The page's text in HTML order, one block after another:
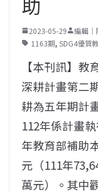
2023-05-29
編輯｜
1163期, SDG4優質
【本刊訊】
深耕計畫第二
耕為五年期計
112年係計畫
年教育部補助
元（111年
萬元）。其中